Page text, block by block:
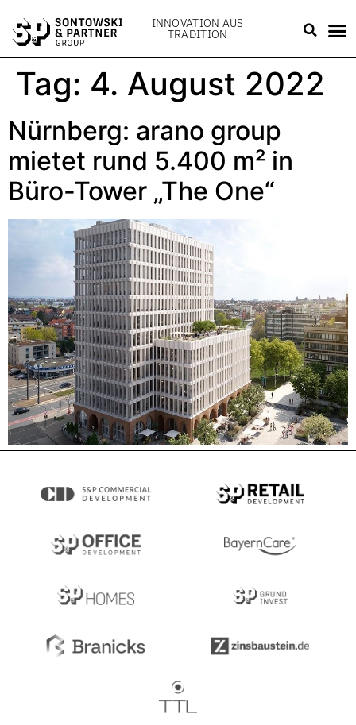
INNOVATION AUS
TRADITION
Tag: 4. August 2022
Nürnberg: arano group
mietet rund 5.400 m² in
Büro-Tower „The One“